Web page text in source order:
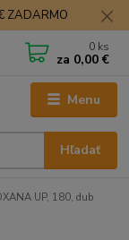
ZADARMO
Menu
Hľadať
0 ks
za 0,00 €
UP, 180, dub